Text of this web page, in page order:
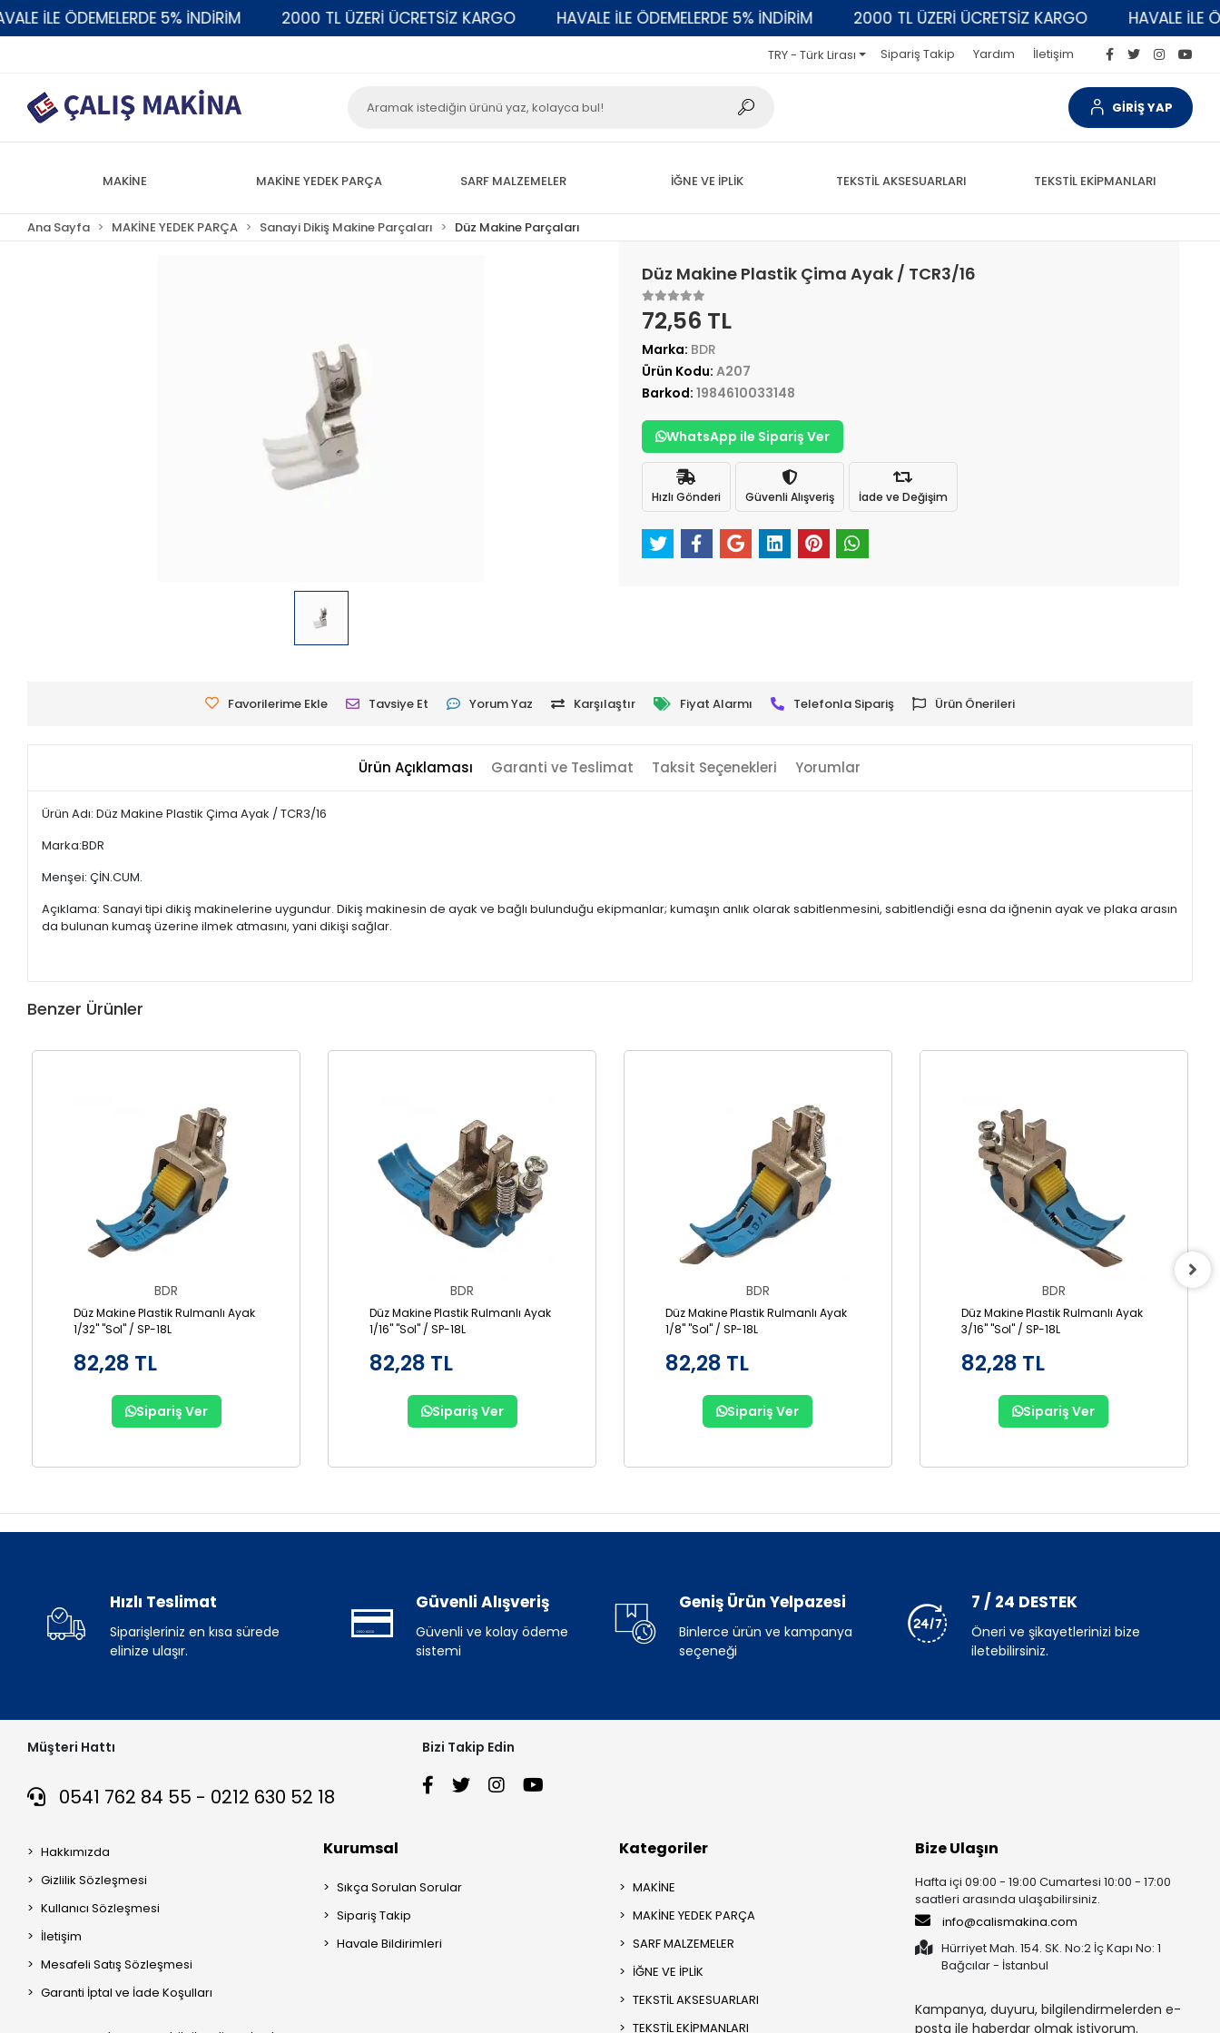
İLE ÖDEMELERDE 5% İNDİRİM 2000 TL ÜZERİ ÜCRETSİZ KARGO HAVALE İLE ÖDEMELERDE 5% İNDİRİM 2000 TL ÜZERİ ÜCRETSİZ KARGO HAVALE İLE
TRY - Türk Lirası Sipariş Takip Yardım İletişim
GİRİŞ YAP
MAKİNE MAKİNE YEDEK PARÇA SARF MALZEMELER İĞNE VE İPLİK TEKSTİL AKSESUARLARI TEKSTİL EKİPMANLARI
Ana Sayfa MAKİNE YEDEK PARÇA Sanayi Dikiş Makine Parçaları Düz Makine Parçaları
Düz Makine Plastik Çima Ayak / TCR3/16
72,56 TL
Marka: BDR
Ürün Kodu: A207
Barkod: 1984610033148
WhatsApp ile Sipariş Ver
Hızlı Gönderi Güvenli Alışveriş İade ve Değişim
Favorilerime Ekle Tavsiye Et Yorum Yaz Karşılaştır Fiyat Alarmı Telefonla Sipariş Ürün Önerileri
Ürün Açıklaması Garanti ve Teslimat Taksit Seçenekleri Yorumlar
Ürün Adı: Düz Makine Plastik Çima Ayak / TCR3/16
Marka:BDR
Menşei: ÇİN.CUM.
Açıklama: Sanayi tipi dikiş makinelerine uygundur. Dikiş makinesin de ayak ve bağlı bulunduğu ekipmanlar; kumaşın anlık olarak sabitlenmesini, sabitlendiği esna da iğnenin ayak ve plaka arasın
da bulunan kumaş üzerine ilmek atmasını, yani dikişi sağlar.
Benzer Ürünler
BDR
Düz Makine Plastik Rulmanlı Ayak
1/32" "Sol" / SP-18L
82,28 TL
Sipariş Ver
BDR
Düz Makine Plastik Rulmanlı Ayak
1/16" "Sol" / SP-18L
82,28 TL
Sipariş Ver
BDR
Düz Makine Plastik Rulmanlı Ayak
1/8" "Sol" / SP-18L
82,28 TL
Sipariş Ver
BDR
Düz Makine Plastik Rulmanlı Ayak
3/16" "Sol" / SP-18L
82,28 TL
Sipariş Ver
Hızlı Teslimat
Siparişleriniz en kısa sürede
elinize ulaşır.
Güvenli Alışveriş
Güvenli ve kolay ödeme
sistemi
Geniş Ürün Yelpazesi
Binlerce ürün ve kampanya
seçeneği
7 / 24 DESTEK
Öneri ve şikayetlerinizi bize
iletebilirsiniz.
Müşteri Hattı
0541 762 84 55 - 0212 630 52 18
Bizi Takip Edin
Hakkımızda
Gizlilik Sözleşmesi
Kullanıcı Sözleşmesi
İletişim
Mesafeli Satış Sözleşmesi
Garanti İptal ve İade Koşulları
Kurumsal
Sıkça Sorulan Sorular
Sipariş Takip
Havale Bildirimleri
Kategoriler
MAKİNE
MAKİNE YEDEK PARÇA
SARF MALZEMELER
İĞNE VE İPLİK
TEKSTİL AKSESUARLARI
TEKSTİL EKİPMANLARI
Bize Ulaşın
Hafta içi 09:00 - 19:00 Cumartesi 10:00 - 17:00
saatleri arasında ulaşabilirsiniz.
info@calismakina.com
Hürriyet Mah. 154. SK. No:2 İç Kapı No: 1
Bağcılar - İstanbul
Kampanya, duyuru, bilgilendirmelerden e-
posta ile haberdar olmak istiyorum.